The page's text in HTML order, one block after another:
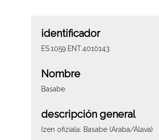
identificador
ES.1059.ENT.4010143
Nombre
Basabe
descripción general
Izen ofiziala: Basabe (Araba/Álava)